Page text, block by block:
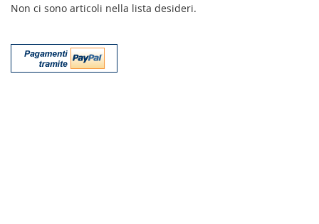
Non ci sono articoli nella lista desideri.